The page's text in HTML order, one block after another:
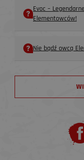
Evoc –
Elementowców!
Nie bądź owcą